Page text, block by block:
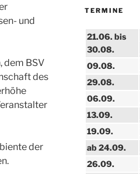
und
dem BSV
des
der
TERMINE
21.06. bis
30.08.
09.08.
29.08.
06.09.
13.09.
19.09.
ab 24.09.
26.09.